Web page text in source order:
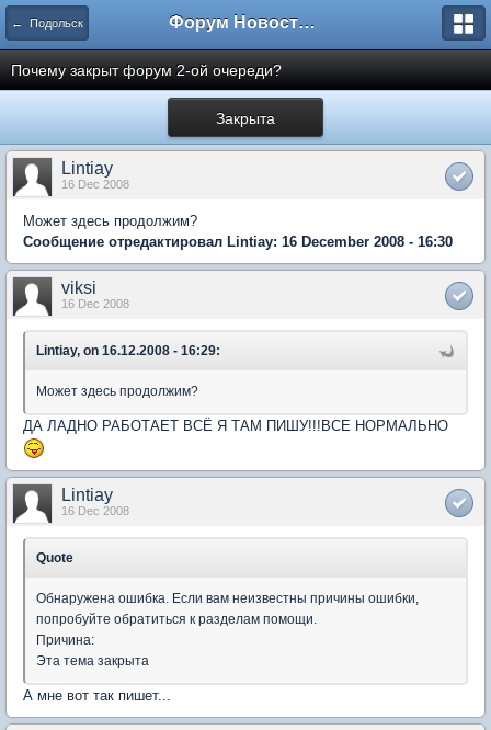
← Подольск Форум Новостройки
Почему закрыт форум 2-ой очереди?
Закрыта
Lintiay
16 Dec 2008
Может здесь продолжим?
Сообщение отредактировал Lintiay: 16 December 2008 - 16:30
viksi
16 Dec 2008
Lintiay, on 16.12.2008 - 16:29:
Может здесь продолжим?
ДА ЛАДНО РАБОТАЕТ ВСЁ Я ТАМ ПИШУ!!!ВСЕ НОРМАЛЬНО
Lintiay
16 Dec 2008
Quote
Обнаружена ошибка. Если вам неизвестны причины ошибки,
попробуйте обратиться к разделам помощи.
Причина:
Эта тема закрыта
А мне вот так пишет...